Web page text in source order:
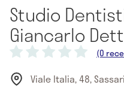
Studio
Giancarlo
(0
Viale Italia, 48,